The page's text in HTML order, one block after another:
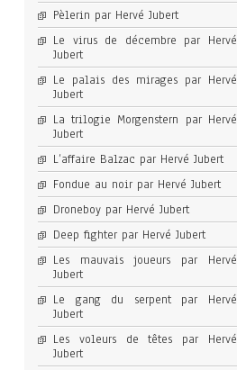
Pèlerin par Hervé Jubert
Le virus de décembre par Hervé
Jubert
Le palais des mirages par Hervé
Jubert
La trilogie Morgenstern par Hervé
Jubert
L’affaire Balzac par Hervé Jubert
Fondue au noir par Hervé Jubert
Droneboy par Hervé Jubert
Deep fighter par Hervé Jubert
Les mauvais joueurs par Hervé
Jubert
Le gang du serpent par Hervé
Jubert
Les voleurs de têtes par Hervé
Jubert